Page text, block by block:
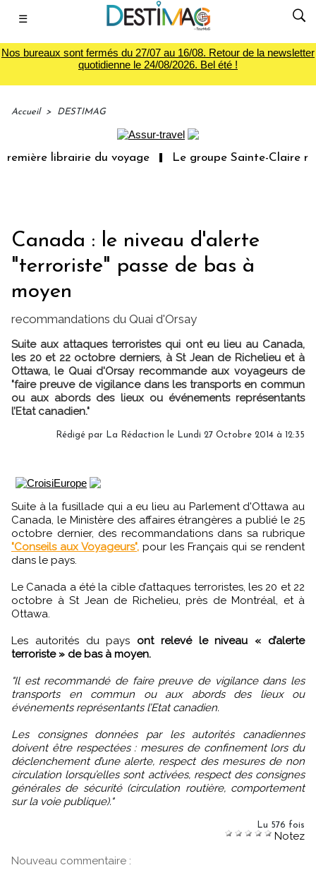
☰
Nos bureaux sont fermés du 27/07 au 16/08. Retour de la newsletter
quotidienne le 24/08/2026. Bel été !
Accueil > DESTIMAG
librairie du voyage Le groupe Sainte-Claire
Canada : le niveau d'alerte
"terroriste" passe de bas à
moyen
recommandations du Quai d'Orsay
Suite aux attaques terroristes qui ont eu lieu au Canada,
les 20 et 22 octobre derniers, à St Jean de Richelieu et à
Ottawa, le Quai d'Orsay recommande aux voyageurs de
"faire preuve de vigilance dans les transports en commun
ou aux abords des lieux ou événements représentants
l’Etat canadien."
Rédigé par La Rédaction le Lundi 27 Octobre 2014 à 12:35
Suite à la fusillade qui a eu lieu au Parlement d'Ottawa au
Canada, le Ministère des affaires étrangères a publié le 25
octobre dernier, des recommandations dans sa rubrique
"Conseils aux Voyageurs", pour les Français qui se rendent
dans le pays.
Le Canada a été la cible d’attaques terroristes, les 20 et 22
octobre à St Jean de Richelieu, près de Montréal, et à
Ottawa.
Les autorités du pays ont relevé le niveau « d’alerte
terroriste » de bas à moyen.
"Il est recommandé de faire preuve de vigilance dans les
transports en commun ou aux abords des lieux ou
événements représentants l’Etat canadien.
Les consignes données par les autorités canadiennes
doivent être respectées : mesures de confinement lors du
déclenchement d’une alerte, respect des mesures de non
circulation lorsqu’elles sont activées, respect des consignes
générales de sécurité (circulation routière, comportement
sur la voie publique)."
Lu 576 fois
Notez
Nouveau commentaire :